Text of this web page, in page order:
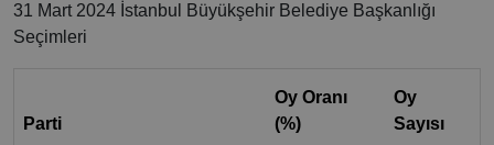
31 Mart 2024 İstanbul Büyükşehir Belediye Başkanlığı
Seçimleri
Parti
Oy Oranı
(%)
Oy
Sayısı